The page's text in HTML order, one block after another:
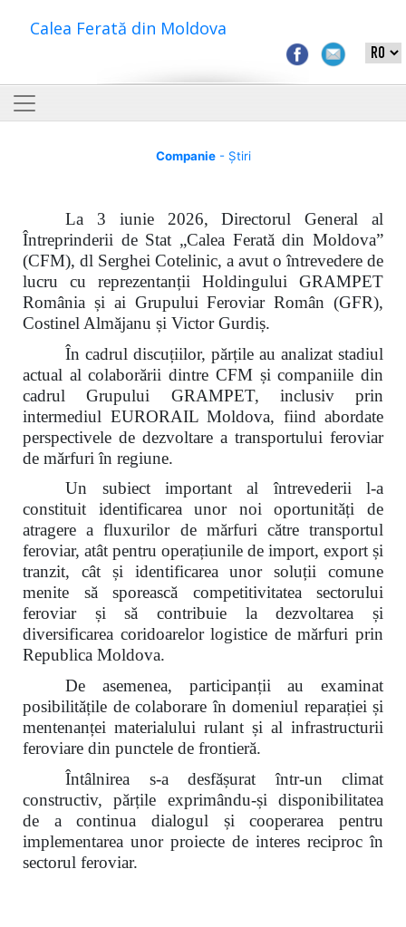
Calea Ferată din Moldova
Companie- Știri
La 3 iunie 2026, Directorul General al
Întreprinderii de Stat „Calea Ferată din Moldova”
(CFM), dl Serghei Cotelinic, a avut o întrevedere de
lucru cu reprezentanții Holdingului GRAMPET
România și ai Grupului Feroviar Român (GFR),
Costinel Almăjanu și Victor Gurdiș.
În cadrul discuțiilor, părțile au analizat stadiul
actual al colaborării dintre CFM și companiile din
cadrul Grupului GRAMPET, inclusiv prin
intermediul EURORAIL Moldova, fiind abordate
perspectivele de dezvoltare a transportului feroviar
de mărfuri în regiune.
Un subiect important al întrevederii l-a
constituit identificarea unor noi oportunități de
atragere a fluxurilor de mărfuri către transportul
feroviar, atât pentru operațiunile de import, export și
tranzit, cât și identificarea unor soluții comune
menite să sporească competitivitatea sectorului
feroviar și să contribuie la dezvoltarea și
diversificarea coridoarelor logistice de mărfuri prin
Republica Moldova.
De asemenea, participanții au examinat
posibilitățile de colaborare în domeniul reparației și
mentenanței materialului rulant și al infrastructurii
feroviare din punctele de frontieră.
Întâlnirea s-a desfășurat într-un climat
constructiv, părțile exprimându-și disponibilitatea
de a continua dialogul și cooperarea pentru
implementarea unor proiecte de interes reciproc în
sectorul feroviar.